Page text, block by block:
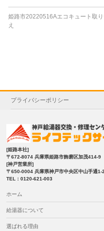
姫路市20220516Aエコキュート取
え
プライバシーポリシー
[姫路本社]
〒672-8074 兵庫県姫路市飾磨区加茂414-9
[神戸営業所]
〒650-0004 兵庫県神戸市中央区中山手通1-
TEL：0120-621-003
ホーム
給湯器について
選ばれる理由